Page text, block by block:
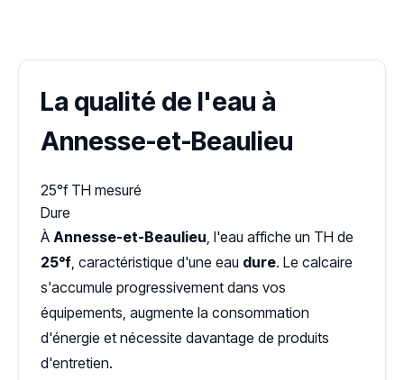
La qualité de l'eau à
Annesse-et-Beaulieu
25°f TH mesuré
Dure
À Annesse-et-Beaulieu, l'eau affiche un TH de
25°f, caractéristique d'une eau dure. Le calcaire
s'accumule progressivement dans vos
équipements, augmente la consommation
d'énergie et nécessite davantage de produits
d'entretien.